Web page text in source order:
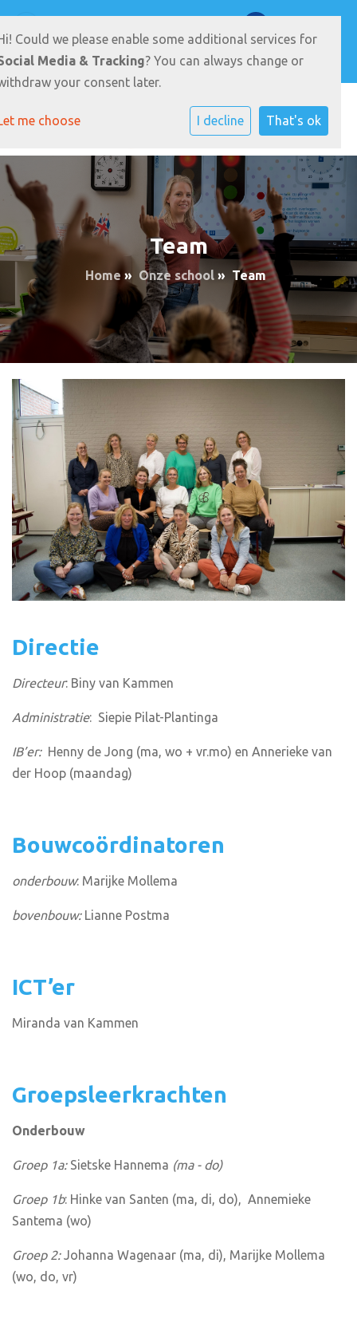
E-mailadres
Team
Home » Onze school» Team
Directie
Directeur: Biny van Kammen
Administratie: Siepie Pilat-Plantinga
IB’er: Henny de Jong (ma, wo + vr.mo) en Annerieke van
der Hoop (maandag)
Bouwcoördinatoren
onderbouw: Marijke Mollema
bovenbouw: Lianne Postma
ICT’er
Miranda van Kammen
Groepsleerkrachten
Onderbouw
Groep 1a: Sietske Hannema (ma - do)
Groep 1b: Hinke van Santen (ma, di, do), Annemieke
Santema (wo)
Groep 2:Johanna Wagenaar (ma, di), Marijke Mollema
(wo, do, vr)
Could we please enable some additional services for
Media & Tracking? You can always change or
your consent later.
me choose I decline That's ok